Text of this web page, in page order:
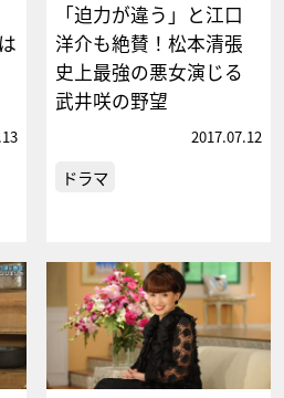
「迫力が違う」と江口
洋介も絶賛！松本清張
史上最強の悪女演じる
武井咲の野望
2017.07.12
ドラマ